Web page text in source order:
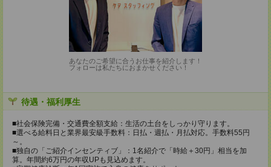
あなたのご希望に合うお仕事を紹介します！
フォローは私たちにおまかせください！
待遇・福利厚生
■社会保険完備・交通費全額支給：生活の土台をしっかり守ります。
■選べる給料日と業界最安級手数料：日払・週払・月払対応。手数料55円
～。
■独自の「ご紹介インセンティブ」：1名紹介で「時給＋30円」相当を加
算。年間約6万円の年収UPも見込めます。